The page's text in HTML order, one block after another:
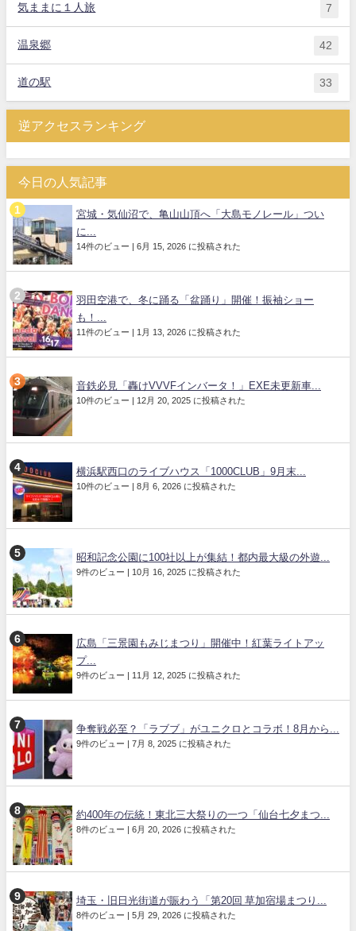
気ままに１人旅 7
温泉郷 42
道の駅 33
逆アクセスランキング
今日の人気記事
宮城・気仙沼で、亀山山頂へ「大島モノレール」つい
に...
14件のビュー | 6月 15, 2026 に投稿された
羽田空港で、冬に踊る「盆踊り」開催！振袖ショー
も！...
11件のビュー | 1月 13, 2026 に投稿された
音鉄必見「轟けVVVFインバータ！」EXE未更新車...
10件のビュー | 12月 20, 2025 に投稿された
横浜駅西口のライブハウス「1000CLUB」9月末...
10件のビュー | 8月 6, 2026 に投稿された
昭和記念公園に100社以上が集結！都内最大級の外遊...
9件のビュー | 10月 16, 2025 に投稿された
広島「三景園もみじまつり」開催中！紅葉ライトアッ
プ...
9件のビュー | 11月 12, 2025 に投稿された
争奪戦必至？「ラブブ」がユニクロとコラボ！8月から...
9件のビュー | 7月 8, 2025 に投稿された
約400年の伝統！東北三大祭りの一つ「仙台七夕まつ...
8件のビュー | 6月 20, 2026 に投稿された
埼玉・旧日光街道が賑わう「第20回 草加宿場まつり...
8件のビュー | 5月 29, 2026 に投稿された